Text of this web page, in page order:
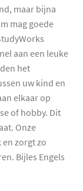
maar bijna
mag goede
aan een leuke
het
uw kind en
elkaar op
of hobby. Dit
Onze
zorgt zo
Bijles Engels